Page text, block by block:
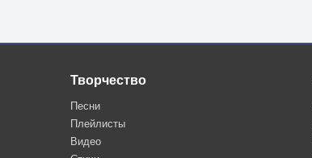
Творчество
Песни
Плейлисты
Видео